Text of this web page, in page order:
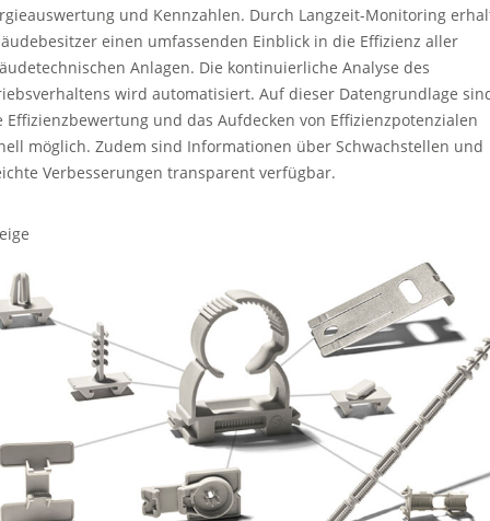
und Kennzahlen. Durch Langzeit-Monitoring
einen umfassenden Einblick in die Effizienz aller
Anlagen. Die kontinuierliche Analyse des
wird automatisiert. Auf dieser Datengrundlage
Effizienzbewertung und das Aufdecken von Effizienzpotenzialen
möglich. Zudem sind Informationen über Schwachstellen und
Verbesserungen transparent verfügbar.